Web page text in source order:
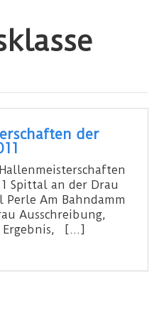
der
Hallenmeisterschaften
Spittal an der Drau
Perle Am Bahndamm
Ausschreibung,
[…]